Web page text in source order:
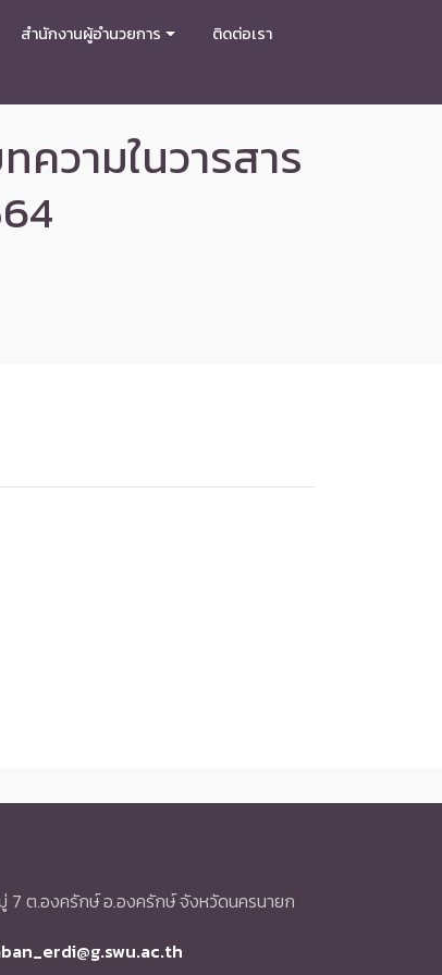
สำนักงานผู้อำนวยการ
ติดต่อเรา
วามในวารสาร
7 ต.องครักษ์ อ.องครักษ์ จังหวัดนครนายก